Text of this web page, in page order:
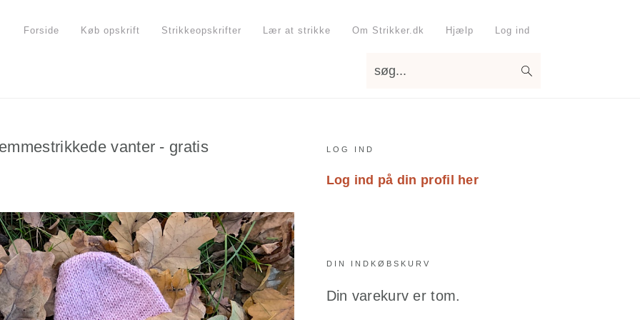
Forside Køb opskrift Strikkeopskrifter Lær at strikke Om Strikker.dk Hjælp Log ind
vanter - gratis
Primary
Sidebar
LOG IND
Log ind på din profil her
DIN INDKØBSKURV
Din varekurv er tom.